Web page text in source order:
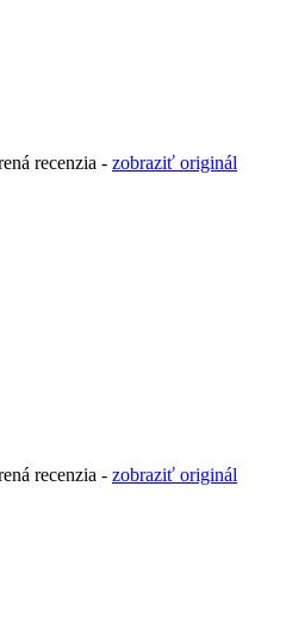
recenzia - zobraziť originál
recenzia - zobraziť originál